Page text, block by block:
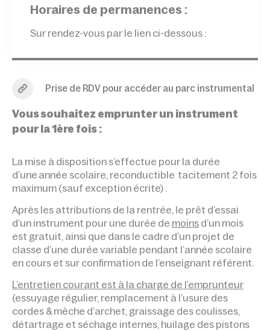
Horaires de permanences :
Sur rendez-vous par le lien ci-dessous :
Prise de RDV pour accéder au parc instrumental
Vous souhaitez emprunter un instrument
pour la 1ère fois :
La mise à disposition s’effectue pour la durée
d’une année scolaire, reconductible tacitement 2 fois
maximum (sauf exception écrite) .
Après les attributions de la rentrée, le prêt d’essai
d’un instrument pour une durée de moins d’un mois
est gratuit, ainsi que dans le cadre d’un projet de
classe d’une durée variable pendant l’année scolaire
en cours et sur confirmation de l’enseignant référent.
L’entretien courant est à la charge de l’emprunteur
(essuyage régulier, remplacement à l’usure des
cordes & mèche d’archet, graissage des coulisses,
détartrage et séchage internes, huilage des pistons